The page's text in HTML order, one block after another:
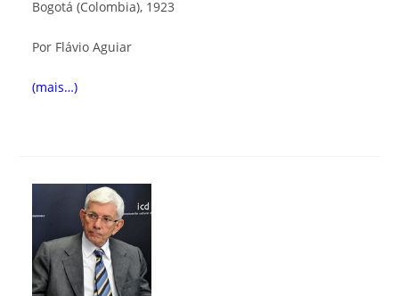
Bogotá (Colombia), 1923
Por Flávio Aguiar
(mais…)